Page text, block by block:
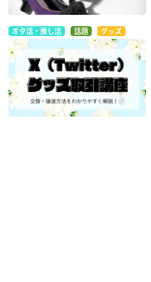
オタ活・推し活 話題 グッズ